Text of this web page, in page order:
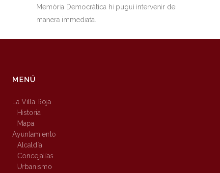
Memòria Democràtica hi pugui intervenir de
manera immediata.
MENÚ
La Villa Roja
Historia
Mapa
Ayuntamiento
Alcaldía
Concejalías
Urbanismo